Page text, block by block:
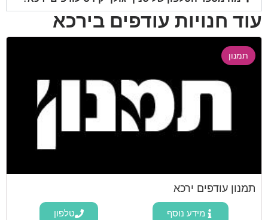
עוד חנויות עודפים בירכא
תמנון
תמנון עודפים ירכא
מידע נוסף טלפון